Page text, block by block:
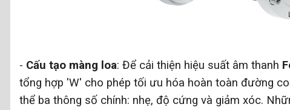
- Cấu tạo màng loa: Để cải thiện hiệu suất âm thanh
tổng hợp 'W' cho phép tối ưu hóa hoàn toàn đường
thể ba thông số chính: nhẹ, độ cứng và giảm xóc.